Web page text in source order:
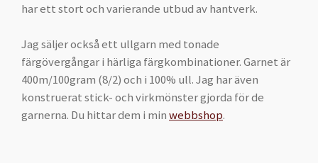
har ett stort och varierande utbud av hantverk.
Jag säljer också ett ullgarn med tonade
färgövergångar i härliga färgkombinationer. Garnet är
400m/100gram (8/2) och i 100% ull. Jag har även
konstruerat stick- och virkmönster gjorda för de
garnerna. Du hittar dem i minwebbshop.